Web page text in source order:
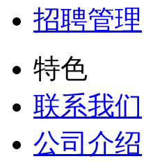
招聘管理
特色
联系我们
公司介绍